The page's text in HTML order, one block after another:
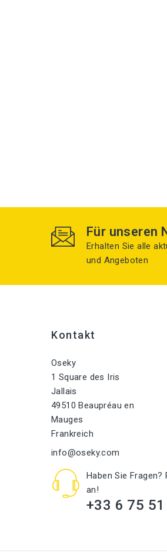
Für unseren
Erhalten Sie alle
und Angeboten
Kontakt
Oseky
1 Square des Iris
Jallais
49510 Beaupréau en
Mauges
Frankreich
info@oseky.com
Haben Sie Fragen?
an!
+33 6 75